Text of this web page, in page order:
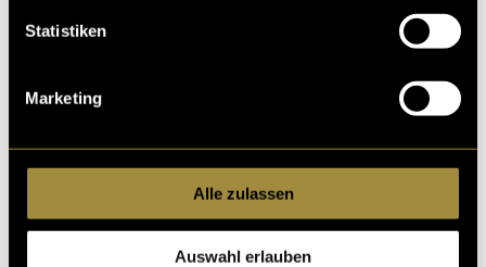
Statistiken
Marketing
Alle zulassen
Auswahl erlauben